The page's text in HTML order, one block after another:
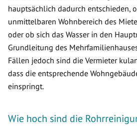
hauptsächlich dadurch entschieden,
unmittelbaren Wohnbereich des
oder ob sich das Wasser in den
Grundleitung des
Fällen jedoch sind die Vermieter
dass die entsprechende
einspringt.
Wie hoch sind die